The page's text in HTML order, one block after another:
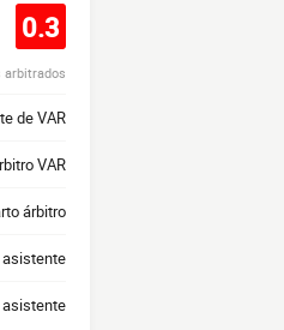
0.3
arbitrados
de VAR
VAR
árbitro